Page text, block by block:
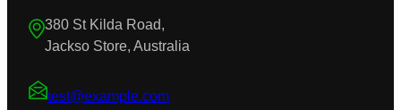
380 St Kilda Road,
Jackso Store, Australia
test@example.com